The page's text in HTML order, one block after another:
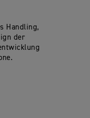
Handling,
der